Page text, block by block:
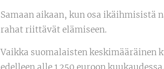
Samaan aikaan, kun osa
rahat riittävät elämiseen.
Vaikka suomalaisten keskimääräinen